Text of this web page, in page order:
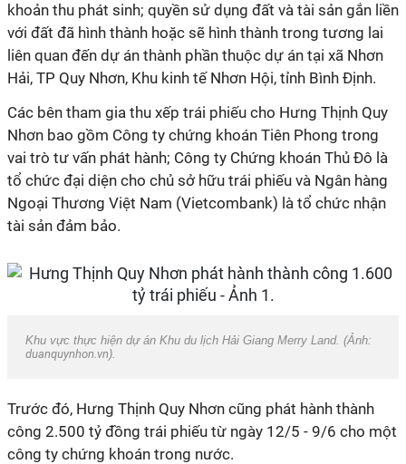
khoản thu phát sinh; quyền sử dụng đất và tài sản gắn liền
với đất đã hình thành hoặc sẽ hình thành trong tương lai
liên quan đến dự án thành phần thuộc dự án tại xã Nhơn
Hải, TP Quy Nhơn, Khu kinh tế Nhơn Hội, tỉnh Bình Định.
Các bên tham gia thu xếp trái phiếu cho Hưng Thịnh Quy
Nhơn bao gồm Công ty chứng khoán Tiên Phong trong
vai trò tư vấn phát hành; Công ty Chứng khoán Thủ Đô là
tổ chức đại diện cho chủ sở hữu trái phiếu và Ngân hàng
Ngoại Thương Việt Nam (Vietcombank) là tổ chức nhận
tài sản đảm bảo.
Khu vực thực hiện dự án Khu du lịch Hải Giang Merry Land. (Ảnh:
duanquynhon.vn).
Trước đó, Hưng Thịnh Quy Nhơn cũng phát hành thành
công 2.500 tỷ đồng trái phiếu từ ngày 12/5 - 9/6 cho một
công ty chứng khoán trong nước.